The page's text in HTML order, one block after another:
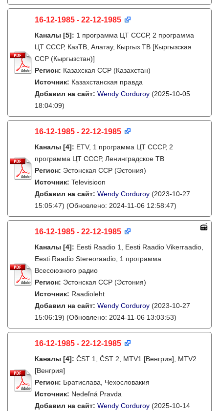
16-12-1985 - 22-12-1985
Каналы [5]: 1 программа ЦТ СССР, 2 программа
ЦТ СССР, КазТВ, Алатау, Кыргыз ТВ [Кыргызская
ССР (Кыргызстан)]
Регион: Казахская ССР (Казахстан)
Источник: Казахстанская правда
Добавил на сайт: Wendy Corduroy (2025-10-05
18:04:09)
16-12-1985 - 22-12-1985
Каналы [4]: ETV, 1 программа ЦТ СССР, 2
программа ЦТ СССР, Ленинградское ТВ
Регион: Эстонская ССР (Эстония)
Источник: Televisioon
Добавил на сайт: Wendy Corduroy (2023-10-27
15:05:47) (Обновлено: 2024-11-06 12:58:47)
16-12-1985 - 22-12-1985
Каналы [4]: Eesti Raadio 1, Eesti Raadio Vikerraadio,
Eesti Raadio Stereoraadio, 1 программа
Всесоюзного радио
Регион: Эстонская ССР (Эстония)
Источник: Raadioleht
Добавил на сайт: Wendy Corduroy (2023-10-27
15:06:19) (Обновлено: 2024-11-06 13:03:53)
16-12-1985 - 22-12-1985
Каналы [4]: ČST 1, ČST 2, MTV1 [Венгрия], MTV2
[Венгрия]
Регион: Братислава, Чехословакия
Источник: Nedeľná Pravda
Добавил на сайт: Wendy Corduroy (2025-10-14